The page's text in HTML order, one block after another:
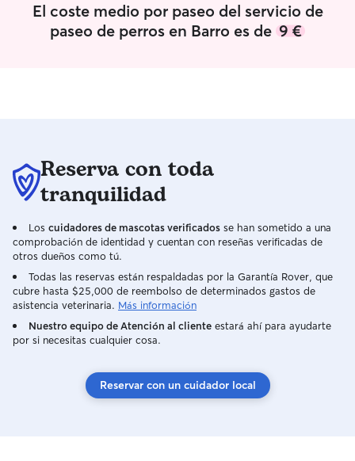
esta encantada
Trabajo desde
El coste medio por paseo del servicio de
paseo de perros en Barro es de 9 €
Reserva con toda
tranquilidad
Los cuidadores de mascotas verificados se han sometido a una
comprobación de identidad y cuentan con reseñas verificadas de
otros dueños como tú.
Todas las reservas están respaldadas por la Garantía Rover, que
cubre hasta $25,000 de reembolso de determinados gastos de
asistencia veterinaria. Más información
Nuestro equipo de Atención al cliente estará ahí para ayudarte
por si necesitas cualquier cosa.
Reservar con un cuidador local